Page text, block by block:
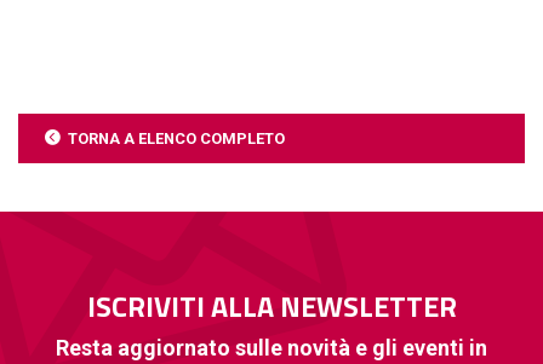
TORNA A ELENCO COMPLETO
ISCRIVITI ALLA NEWSLETTER
Resta aggiornato sulle novità e gli eventi in